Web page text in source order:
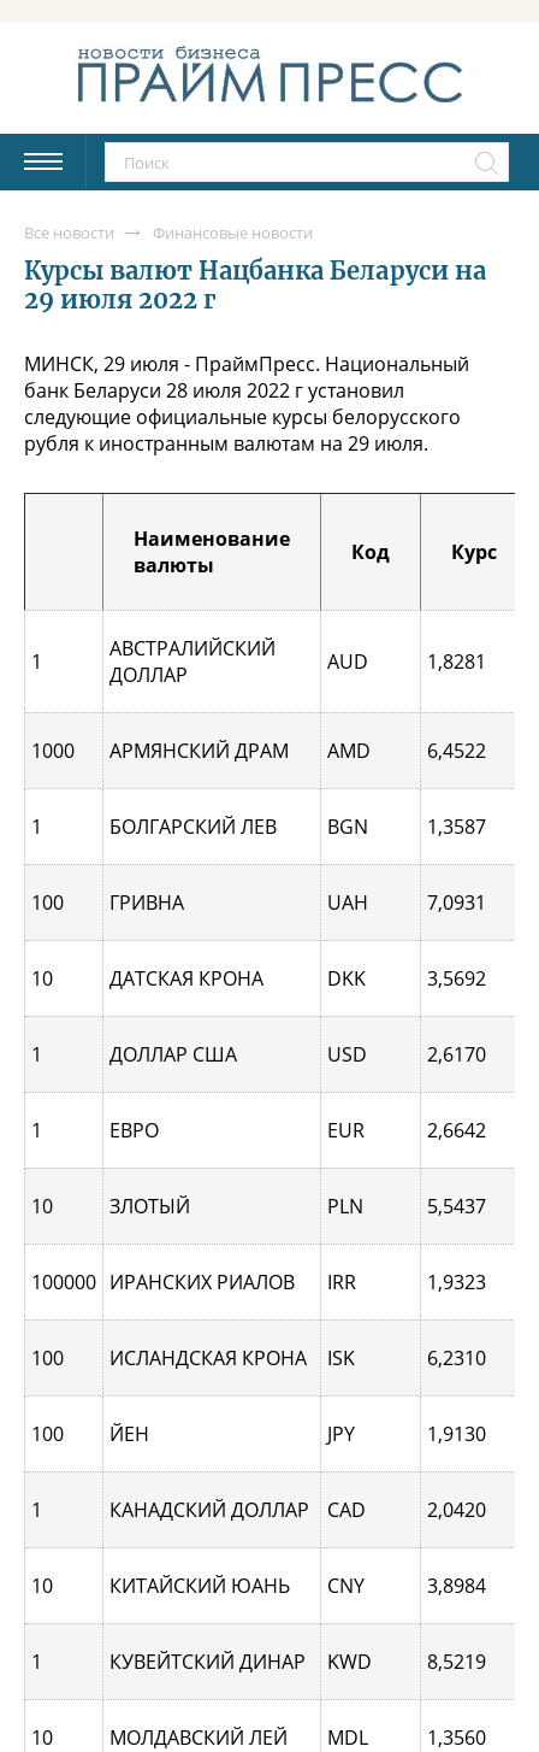
Все новости Финансовые новости
Курсы валют Нацбанка Беларуси на
29 июля 2022 г
МИНСК, 29 июля - ПраймПресс. Национальный
банк Беларуси 28 июля 2022 г установил
следующие официальные курсы белорусского
рубля к иностранным валютам на 29 июля.
Наименование
валюты
Код Курс
1
АВСТРАЛИЙСКИЙ
ДОЛЛАР
AUD 1,8281
1000 АРМЯНСКИЙ ДРАМ AMD 6,4522
1 БОЛГАРСКИЙ ЛЕВ BGN 1,3587
100 ГРИВНА UAH 7,0931
10 ДАТСКАЯ КРОНА DKK 3,5692
1 ДОЛЛАР США USD 2,6170
1 ЕВРО EUR 2,6642
10 ЗЛОТЫЙ PLN 5,5437
100000 ИРАНСКИХ РИАЛОВ IRR 1,9323
100 ИСЛАНДСКАЯ КРОНА ISK 6,2310
100 ЙЕН JPY 1,9130
1 КАНАДСКИЙ ДОЛЛАР CAD 2,0420
10 КИТАЙСКИЙ ЮАНЬ CNY 3,8984
1 КУВЕЙТСКИЙ ДИНАР KWD 8,5219
10 МОЛДАВСКИЙ ЛЕЙ MDL 1,3560